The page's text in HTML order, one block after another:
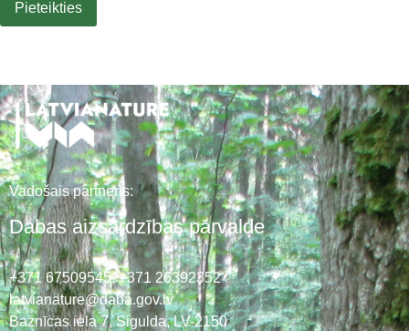
Vadošais partneris:
Dabas aizsardzības pārvalde
+371 67509545,+371 26392352
latvianature@daba.gov.lv
Baznīcas iela 7, Sigulda, LV-2150